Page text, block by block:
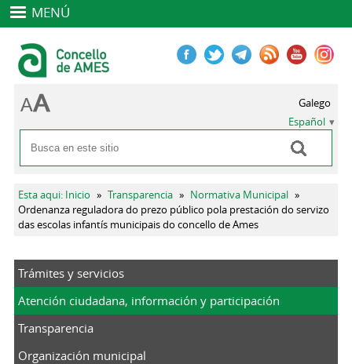
MENÚ
Formulario de búsqueda
Buscar
Galego
Español
Se encuentra usted aquí
Esta aqui: Inicio » Transparencia » Normativa Municipal »
Ordenanza reguladora do prezo público pola prestación do servizo
das escolas infantís municipais do concello de Ames
Trámites y servicios
Atención ciudadana, información y participación
Transparencia
Organización municipal